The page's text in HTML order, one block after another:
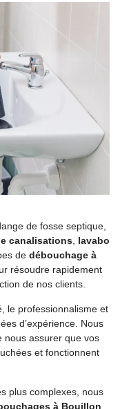
de fosse septique,
canalisations, lavabo
de débouchage à
résoudre rapidement
de nos clients.
le professionnalisme et
d’expérience. Nous
nous assurer que vos
et fonctionnent
plus complexes, nous
à Bouillon